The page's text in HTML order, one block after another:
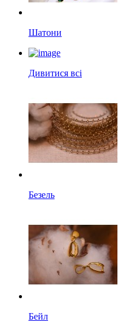
Шатони
Дивитися всі
Безель
Бейл